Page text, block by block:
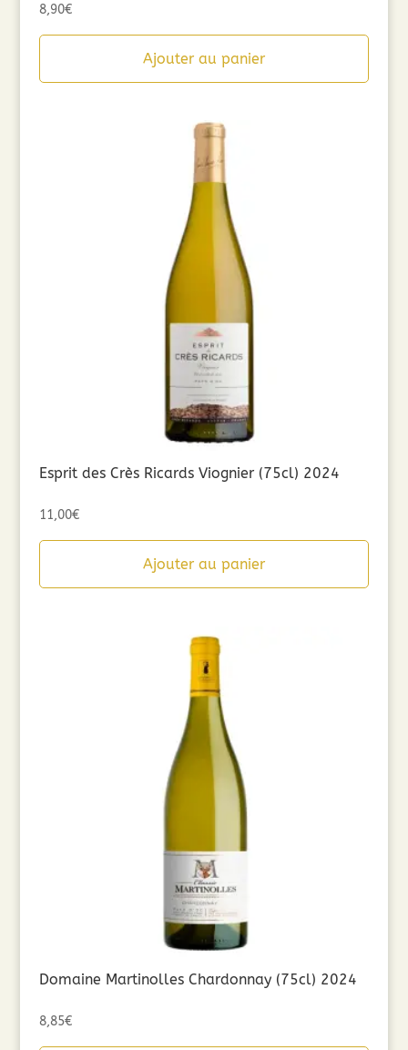
8,90€
Ajouter au panier
Esprit des Crès Ricards Viognier (75cl) 2024
11,00€
Ajouter au panier
Domaine Martinolles Chardonnay (75cl) 2024
8,85€